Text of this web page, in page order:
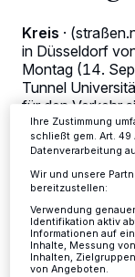
Kreis ·
in Düsseldorf
Montag (14.
Tunnel
für den Verkehr
ausgeschildert.
Anzeigen
dieses Menü
ändern oder Ihre
Einstellungen oder
Ihre Einstellungen
Informationen finden
Ihre Zustimmung
schließt gem. Art. 49
Datenverarbeitung
Wir und unsere
bereitzustellen:
Verwendung
Identifikation aktiv
Informationen auf
Inhalte, Messung
Inhalten,
von Angeboten.